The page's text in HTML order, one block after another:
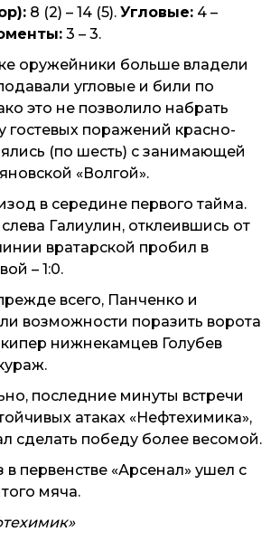
8 (2) – 14 (5). Угловые: 4 –
3 – 3.
оружейники больше владели
угловые и били по
это не позволило набрать
гостевых поражений красно-
(по шесть) с занимающей
«Волгой».
в середине первого тайма.
Галиулин, отклеившись от
вратарской пробил в
– 1:0.
всего, Панченко и
возможности поразить ворота
нижнекамцев Голубев
последние минуты встречи
атаках «Нефтехимика»,
сделать победу более весомой.
в первенстве «Арсенал» ушел с
мяча.